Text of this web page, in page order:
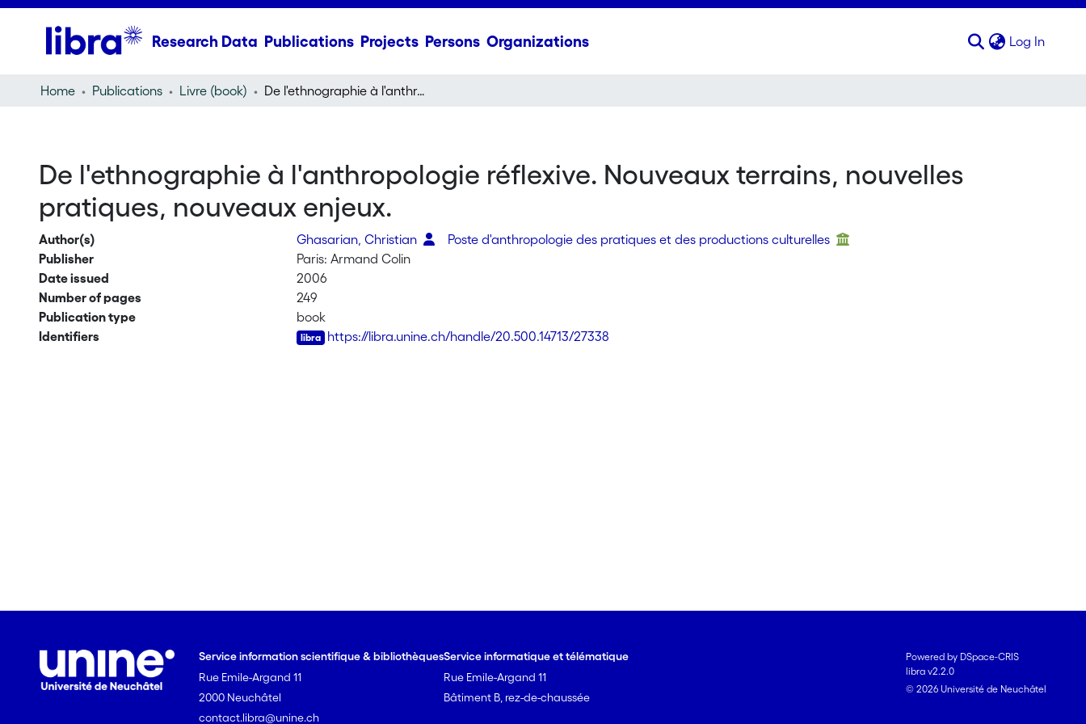
Research Data Publications Projects Persons Organizations Log In
Home Publications Livre (book) De l'ethnographie à l'anthropologie réflexive. Nouveaux terrains, nouvelles pratiques, nouveaux enjeux.
De l'ethnographie à l'anthropologie réflexive. Nouveaux terrains, nouvelles
pratiques, nouveaux enjeux.
Author(s) Ghasarian, Christian
Poste d'anthropologie des pratiques et des productions culturelles
Publisher
Paris: Armand Colin
Date issued
2006
Number of pages
249
Publication type
book
Identifiers
https://libra.unine.ch/handle/20.500.14713/27338
Service information scientifique & bibliothèques
Rue Emile-Argand 11
2000 Neuchâtel
contact.libra@unine.ch
Service informatique et télématique
Rue Emile-Argand 11
Bâtiment B, rez-de-chaussée
Powered by DSpace-CRIS
libra v2.2.0
© 2026 Université de Neuchâtel